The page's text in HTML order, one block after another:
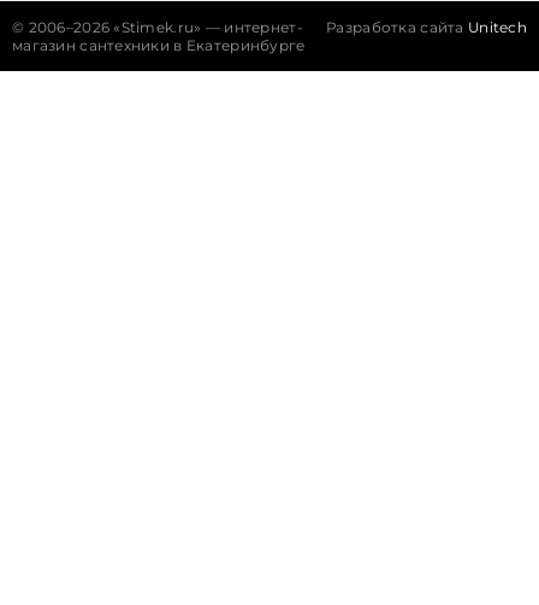
© 2006–2026 «Stimek.ru» — интернет-
магазин сантехники в Екатеринбурге
Разработка сайта Unitech